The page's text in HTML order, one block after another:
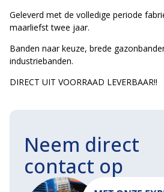
Geleverd met de volledige periode
maarliefst twee jaar.
Banden naar keuze, brede
industriebanden.
DIRECT UIT VOORRAAD LEVERBAAR!!
Neem direct
contact op